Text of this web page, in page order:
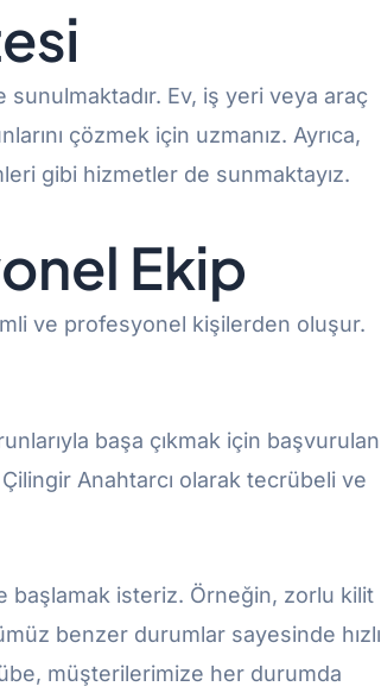
Ev, iş yeri veya araç
çözmek için uzmanız. Ayrıca,
gibi hizmetler de sunmaktayız.
Ekip
ve profesyonel kişilerden oluşur.
başa çıkmak için başvurulan
Anahtarcı olarak tecrübeli ve
başlamak isteriz. Örneğin, zorlu kilit
benzer durumlar sayesinde hızlı
müşterilerimize her durumda